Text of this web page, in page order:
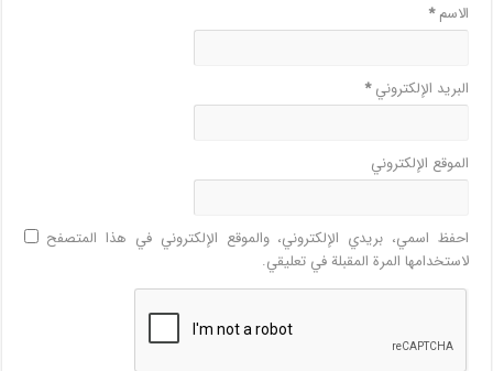
الاسم*
البريد الإلكتروني*
الموقع الإلكتروني
احفظ اسمي، بريدي الإلكتروني، والموقع الإلكتروني في هذا المتصفح
لاستخدامها المرة المقبلة في تعليقي.